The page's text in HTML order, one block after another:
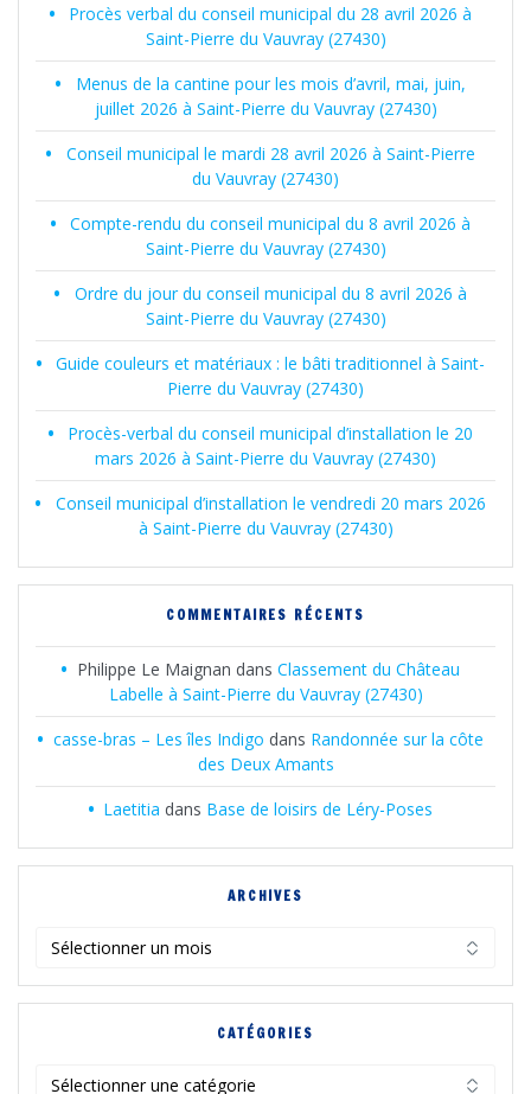
Procès verbal du conseil municipal du 28 avril 2026 à
Saint-Pierre du Vauvray (27430)
Menus de la cantine pour les mois d’avril, mai, juin,
juillet 2026 à Saint-Pierre du Vauvray (27430)
Conseil municipal le mardi 28 avril 2026 à Saint-Pierre
du Vauvray (27430)
Compte-rendu du conseil municipal du 8 avril 2026 à
Saint-Pierre du Vauvray (27430)
Ordre du jour du conseil municipal du 8 avril 2026 à
Saint-Pierre du Vauvray (27430)
Guide couleurs et matériaux : le bâti traditionnel à Saint-
Pierre du Vauvray (27430)
Procès-verbal du conseil municipal d’installation le 20
mars 2026 à Saint-Pierre du Vauvray (27430)
Conseil municipal d’installation le vendredi 20 mars 2026
à Saint-Pierre du Vauvray (27430)
COMMENTAIRES RÉCENTS
Philippe Le Maignan dans Classement du Château
Labelle à Saint-Pierre du Vauvray (27430)
casse-bras – Les îles Indigo dans Randonnée sur la côte
des Deux Amants
Laetitia dans Base de loisirs de Léry-Poses
ARCHIVES
CATÉGORIES